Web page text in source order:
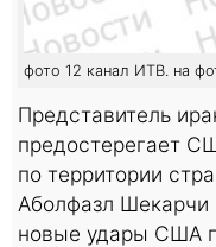
фото 12 канал ИТВ. на
Представитель
предостерегает
по территории
Аболфазл
новые удары США